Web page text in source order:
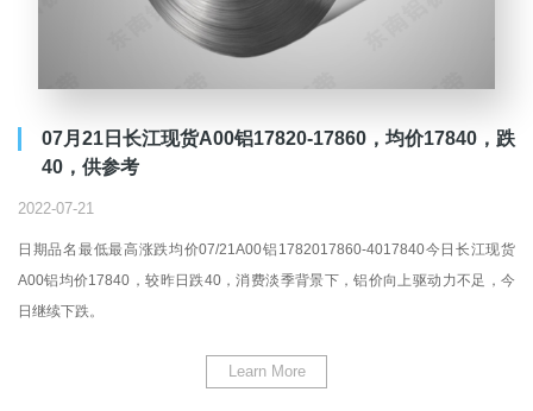
07月21日长江现货A00铝17820-17860，均价17840，跌
40，供参考
2022-07-21
日期品名最低最高涨跌均价07/21A00铝1782017860-4017840今日长江现货
A00铝均价17840，较昨日跌40，消费淡季背景下，铝价向上驱动力不足，今
日继续下跌。
Learn More